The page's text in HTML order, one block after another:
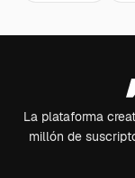
La plataforma
millón de